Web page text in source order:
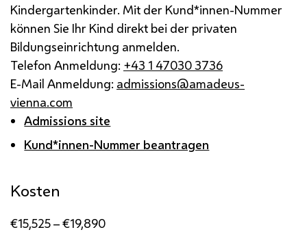
Kindergartenkinder. Mit der Kund*innen-Nummer
können Sie Ihr Kind direkt bei der privaten
Bildungseinrichtung anmelden.
Telefon Anmeldung: +43 1 47030 3736
E-Mail Anmeldung: admissions@amadeus-
vienna.com
Admissions site
Kund*innen-Nummer beantragen
Kosten
€15,525 – €19,890